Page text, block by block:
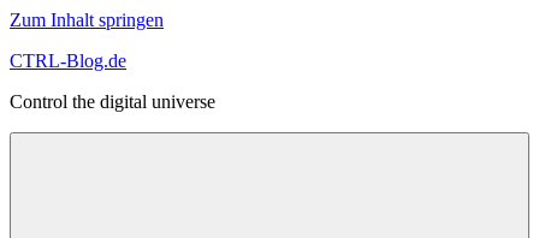
Zum Inhalt springen
CTRL-Blog.de
Control the digital universe